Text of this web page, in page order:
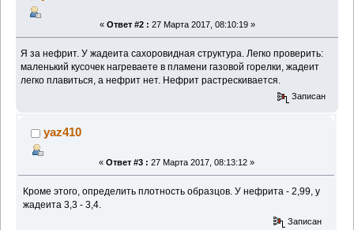
« Ответ #2 : 27 Марта 2017, 08:10:19 »
Я за нефрит. У жадеита сахоровидная структура. Легко проверить:
маленький кусочек нагреваете в пламени газовой горелки, жадеит
легко плавиться, а нефрит нет. Нефрит растрескивается.
Записан
yaz410
« Ответ #3 : 27 Марта 2017, 08:13:12 »
Кроме этого, определить плотность образцов. У нефрита - 2,99, у
жадеита 3,3 - 3,4.
Записан